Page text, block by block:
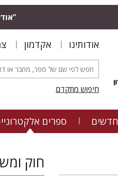
אודותינו אקדמון
חיפוש מתקדם
חדשים ספרים
חוק